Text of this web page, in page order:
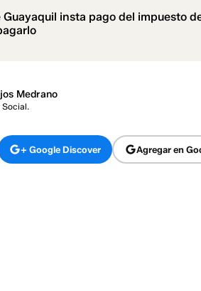
insta pago del impuesto
Medrano
Social.
+ Google Discover Agregar en